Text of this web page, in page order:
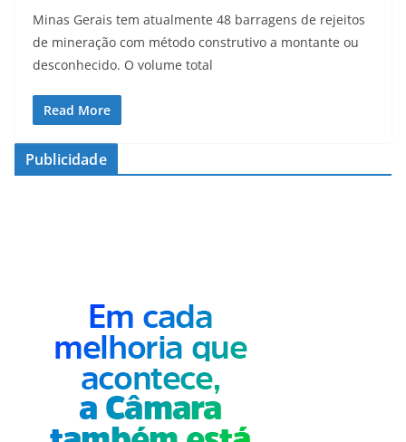
Minas Gerais tem atualmente 48 barragens de rejeitos
de mineração com método construtivo a montante ou
desconhecido. O volume total
Read More
Publicidade